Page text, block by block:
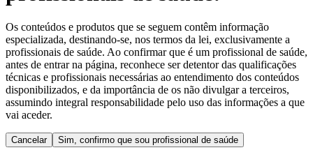
Terapia de Intervenção Vascular
Tratamento de Feridas
Tratamento de Sangue Extracorporal
Soluções
Terapias
Cuidados Domiciliários
Coordenamos os seus cuidados médicos quando recebe alta
do hospital. Para mais informações, visite a nossa página de
cuidados domiciliários.
Vagas disponíveis
Descubra as tuas oportunidades de carreira na B. Braun.
Pesquise no nosso mercado de trabalho global por perfis de
trabalho interessantes.
Responsabilidade
Media
Contactos
Os conteúdos e produtos que se seguem contêm informação
especializada, destinando-se, nos termos da lei, exclusivamente a
profissionais de saúde. Ao confirmar que é um profissional de saúde,
antes de entrar na página, reconhece ser detentor das qualificações
técnicas e profissionais necessárias ao entendimento dos conteúdos
disponibilizados, e da importância de os não divulgar a terceiros,
assumindo integral responsabilidade pelo uso das informações a que
vai aceder.
Cancelar Sim, confirmo que sou profissional de saúde